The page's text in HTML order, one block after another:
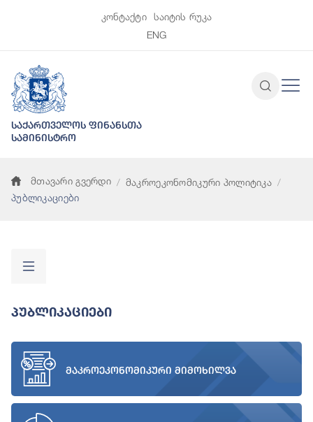
კონტაქტი
საიტის რუკა
ENG
საქართველოს ფინანსთა
სამინისტრო
მთავარი გვერდი
მაკროეკონომიკური პოლიტიკა
პუბლიკაციები
Პუბლიკაციები
მაკროეკონომიკური მიმოხილვა